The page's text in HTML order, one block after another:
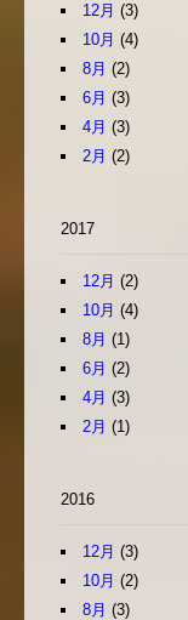
12月 (3)
10月 (4)
8月 (2)
6月 (3)
4月 (3)
2月 (2)
2017
12月 (2)
10月 (4)
8月 (1)
6月 (2)
4月 (3)
2月 (1)
2016
12月 (3)
10月 (2)
8月 (3)